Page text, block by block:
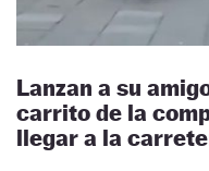
Lanzan a su
carrito de la
llegar a la